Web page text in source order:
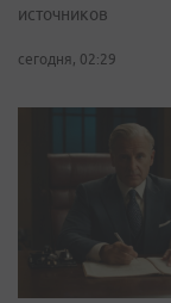
источников
сегодня, 02:29